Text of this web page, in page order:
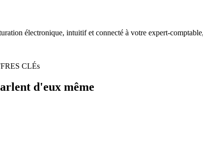
électronique, intuitif et connecté à votre expert-
CLÉs
d'eux même